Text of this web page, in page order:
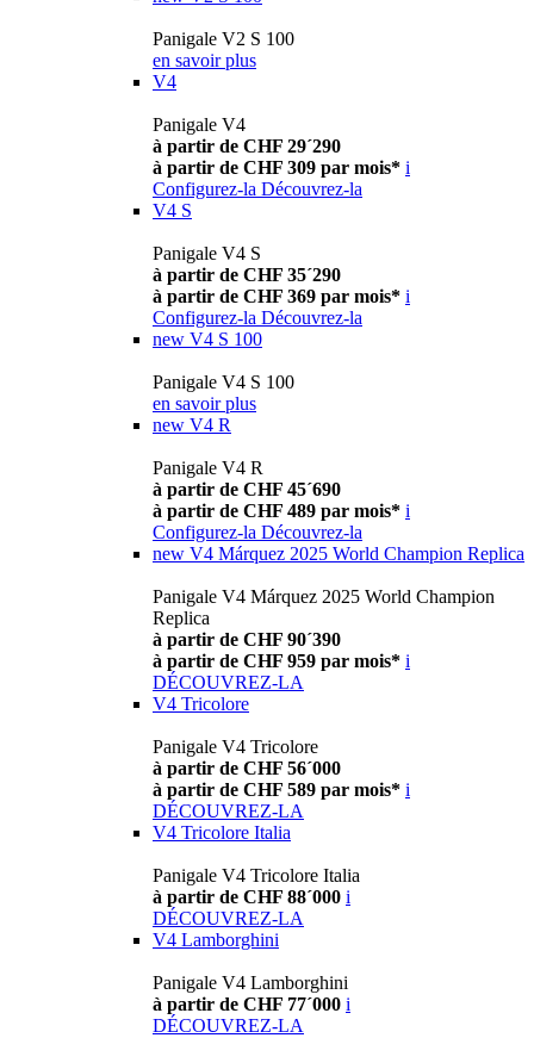
Panigale V2 S 100
en savoir plus
V4
Panigale V4
à partir de CHF 29´290
à partir de CHF 309 par mois* i
Configurez-la Découvrez-la
V4 S
Panigale V4 S
à partir de CHF 35´290
à partir de CHF 369 par mois* i
Configurez-la Découvrez-la
new V4 S 100
Panigale V4 S 100
en savoir plus
new V4 R
Panigale V4 R
à partir de CHF 45´690
à partir de CHF 489 par mois* i
Configurez-la Découvrez-la
new V4 Márquez 2025 World Champion Replica
Panigale V4 Márquez 2025 World Champion
Replica
à partir de CHF 90´390
à partir de CHF 959 par mois* i
DÉCOUVREZ-LA
V4 Tricolore
Panigale V4 Tricolore
à partir de CHF 56´000
à partir de CHF 589 par mois* i
DÉCOUVREZ-LA
V4 Tricolore Italia
Panigale V4 Tricolore Italia
à partir de CHF 88´000 i
DÉCOUVREZ-LA
V4 Lamborghini
Panigale V4 Lamborghini
à partir de CHF 77´000 i
DÉCOUVREZ-LA